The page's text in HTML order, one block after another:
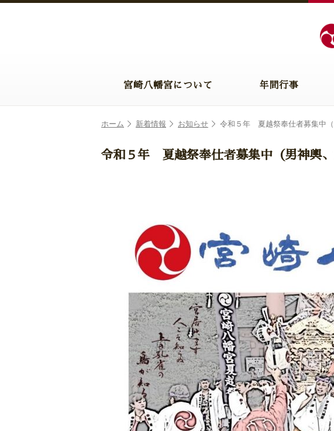
宮崎八幡宮について 年間行事
ホーム 新着情報 お知らせ 令和５年 夏越祭奉仕者募集中（
令和５年 夏越祭奉仕者募集中（男神輿、